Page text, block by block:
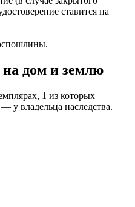
ставится на
дом и землю
1 из которых
у владельца наследства.